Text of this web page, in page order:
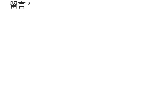
留言 *